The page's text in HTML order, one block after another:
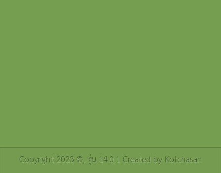
Copyright 2023 ©, รุ่น 14.0.1 Created byKotchasan